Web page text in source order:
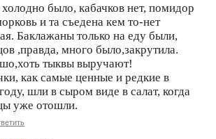
было, кабачков нет, помидор
и та съедена кем то-нет
Баклажаны только на еду были,
,правда, много было,закрутила.
тыквы выручают!
как самые ценные и редкие в
шли в сыром виде в салат, когда
уже отошли.